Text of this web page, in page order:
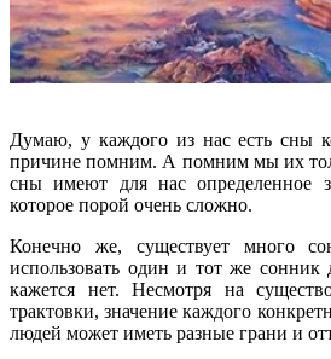
Думаю, у каждого из нас есть сны
причине помним. А помним мы их
сны имеют для нас определенное
которое порой очень сложно.
Конечно же, существует много
использовать один и тот же
кажется нет. Несмотря на
трактовки, значение каждого
людей может иметь разные грани и